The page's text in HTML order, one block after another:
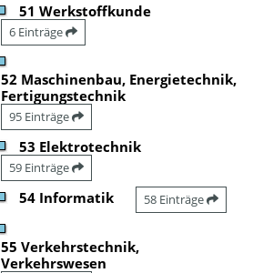
51 Werkstoffkunde
6 Einträge
52 Maschinenbau, Energietechnik,
Fertigungstechnik
95 Einträge
53 Elektrotechnik
59 Einträge
54 Informatik 58 Einträge
55 Verkehrstechnik,
Verkehrswesen